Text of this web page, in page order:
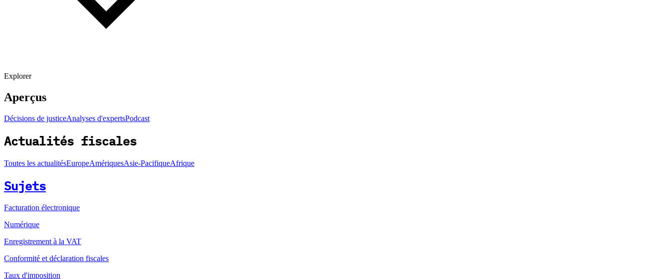
Explorer
Aperçus
Décisions de justiceAnalyses d'expertsPodcast
Actualités fiscales
Toutes les actualitésEuropeAmériquesAsie-PacifiqueAfrique
Sujets
Facturation électronique
Numérique
Enregistrement à la VAT
Conformité et déclaration fiscales
Taux d'imposition